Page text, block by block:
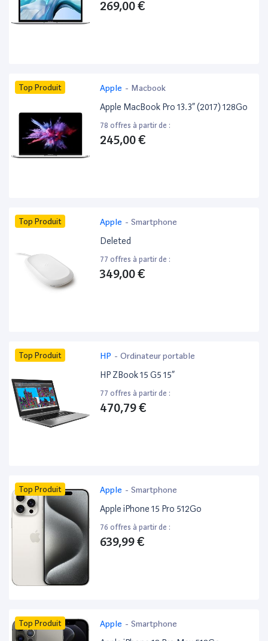
269,00 €
Top Produit Apple - Macbook
Apple MacBook Pro 13.3” (2017) 128Go
78 offres à partir de :
245,00 €
Top Produit Apple - Smartphone
Deleted
77 offres à partir de :
349,00 €
Top Produit HP - Ordinateur portable
HP ZBook 15 G5 15”
77 offres à partir de :
470,79 €
Top Produit Apple - Smartphone
Apple iPhone 15 Pro 512Go
76 offres à partir de :
639,99 €
Top Produit Apple - Smartphone